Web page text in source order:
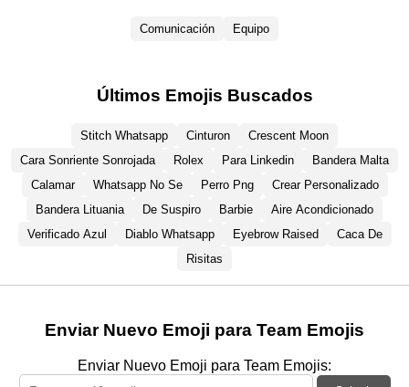
Comunicación Equipo
Últimos Emojis Buscados
Stitch Whatsapp Cinturon
Crescent Moon
Cara Sonriente Sonrojada
Rolex Para Linkedin
Bandera Malta
Calamar
Whatsapp No Se Perro Png
Crear Personalizado
Bandera Lituania
De Suspiro Barbie
Aire Acondicionado
Verificado Azul
Diablo Whatsapp Eyebrow Raised
Caca De
Risitas
Enviar Nuevo Emoji para Team Emojis
Enviar Nuevo Emoji para Team Emojis: